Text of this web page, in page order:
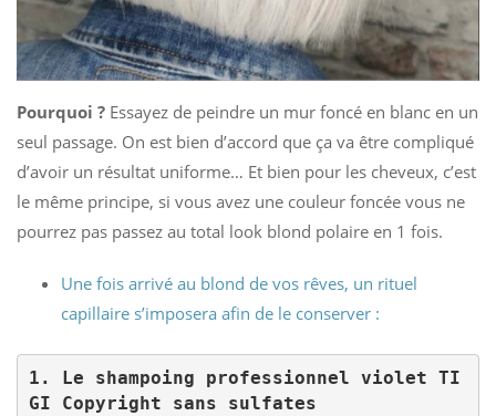
Pourquoi ? Essayez de peindre un mur foncé en blanc en un
seul passage. On est bien d’accord que ça va être compliqué
d’avoir un résultat uniforme… Et bien pour les cheveux, c’est
le même principe, si vous avez une couleur foncée vous ne
pourrez pas passez au total look blond polaire en 1 fois.
Une fois arrivé au blond de vos rêves, un rituel
capillaire s’imposera afin de le conserver :
1. Le shampoing professionnel violet TI
GI Copyright sans sulfates